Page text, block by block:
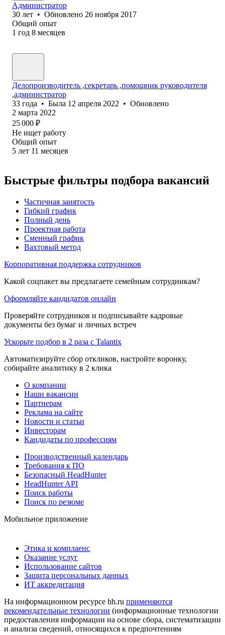
Администратор
30 лет • Обновлено 26 ноября 2017
Общий опыт
1 год 8 месяцев
Делопроизводитель ,секретарь ,помощник руководителя
,администратор
33 года • Была 12 апреля 2022 • Обновлено
2 марта 2022
25 000 ₽
Не ищет работу
Общий опыт
5 лет 11 месяцев
Быстрые фильтры подбора вакансий
Частичная занятость
Гибкий график
Полный день
Проектная работа
Сменный график
Вахтовый метод
Корпоративная поддержка сотрудников
Какой соцпакет вы предлагаете семейным сотрудникам?
Оформляйте кандидатов онлайн
Проверяйте сотрудников и подписывайте кадровые
документы без бумаг и личных встреч
Ускорьте подбор в 2 раза с Talantix
Автоматизируйте сбор откликов, настройте воронку,
собирайте аналитику в 2 клика
О компании
Наши вакансии
Партнерам
Реклама на сайте
Новости и статьи
Инвесторам
Кандидаты по профессиям
Производственный календарь
Требования к ПО
Безопасный HeadHunter
HeadHunter API
Поиск работы
Поиск по резюме
Мобильное приложение
Этика и комплаенс
Оказание услуг
Использование сайтов
Защита персональных данных
ИТ аккредитация
На информационном ресурсе hh.ru применяются
рекомендательные технологии (информационные технологии
предоставления информации на основе сбора, систематизации
и анализа сведений, относящихся к предпочтениям